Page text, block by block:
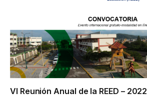
VI Reunión Anual de la REED – 2022